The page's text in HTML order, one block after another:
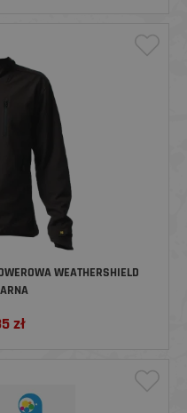
WEATHERSHIELD
zł